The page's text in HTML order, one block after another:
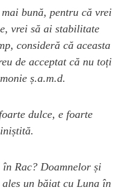
bună, pentru că vrei
vrei să ai stabilitate
consideră că aceasta
de acceptat că nu toți
ș.a.m.d.
dulce, e foarte
Rac? Doamnelor și
un băiat cu Luna în